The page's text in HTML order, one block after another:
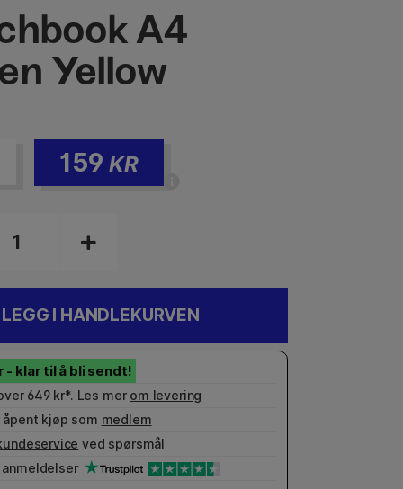
A4
Yellow
159 KR
LEGG I HANDLEKURVEN
649 kr*. Les mer om levering
kjøp som medlem
ved spørsmål